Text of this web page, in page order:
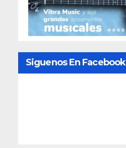
Siguenos En Facebook